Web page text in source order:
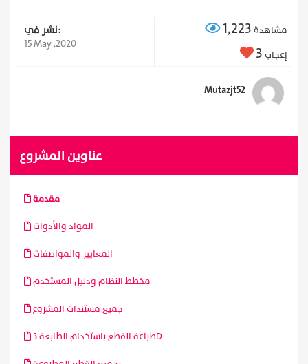
1,223مشاهدة
3إعجاب
نشر في:
15 May ,2020
Mutazjt52
عناوين المشروع
مقدمة
المواد والأدوات
المعايير والمواصفات
مخطط النظام ودليل المستخدم
جميع مستندات المشروع
طباعة القطع باستخدام الطابعة ٣D